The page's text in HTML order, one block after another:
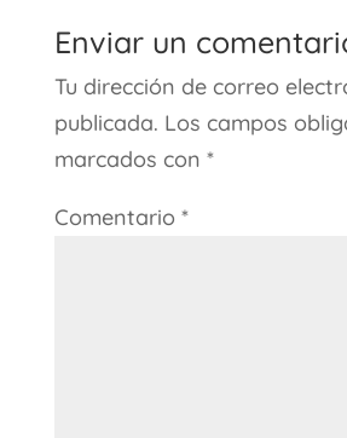
Enviar un
Tu dirección de correo
publicada. Los campos
marcados con *
Comentario *